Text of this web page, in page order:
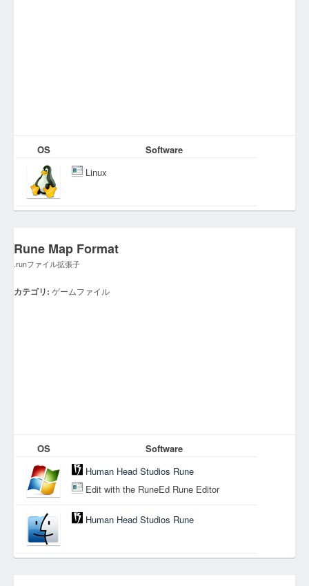
OS
Software
Linux
Rune Map Format
.runファイル拡張子
カテゴリ: ゲームファイル
OS
Software
Human Head Studios Rune
Edit with the RuneEd Rune Editor
Human Head Studios Rune